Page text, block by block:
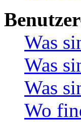
Was
Was
Was
Wo